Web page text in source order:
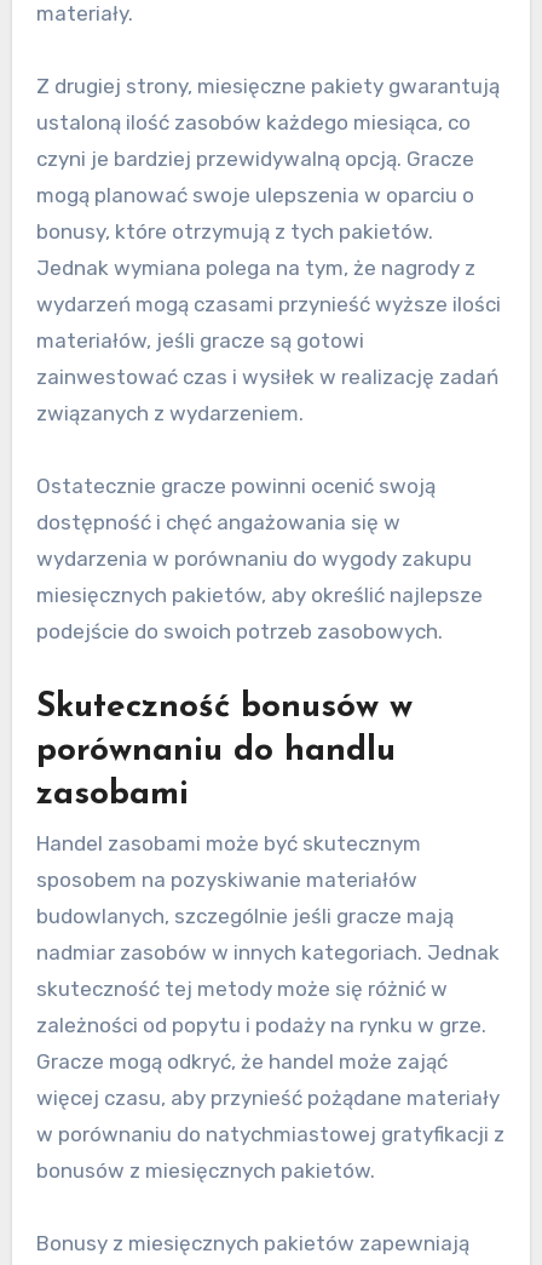
materiały.
Z drugiej strony, miesięczne pakiety gwarantują
ustaloną ilość zasobów każdego miesiąca, co
czyni je bardziej przewidywalną opcją. Gracze
mogą planować swoje ulepszenia w oparciu o
bonusy, które otrzymują z tych pakietów.
Jednak wymiana polega na tym, że nagrody z
wydarzeń mogą czasami przynieść wyższe ilości
materiałów, jeśli gracze są gotowi
zainwestować czas i wysiłek w realizację zadań
związanych z wydarzeniem.
Ostatecznie gracze powinni ocenić swoją
dostępność i chęć angażowania się w
wydarzenia w porównaniu do wygody zakupu
miesięcznych pakietów, aby określić najlepsze
podejście do swoich potrzeb zasobowych.
Skuteczność bonusów w
porównaniu do handlu
zasobami
Handel zasobami może być skutecznym
sposobem na pozyskiwanie materiałów
budowlanych, szczególnie jeśli gracze mają
nadmiar zasobów w innych kategoriach. Jednak
skuteczność tej metody może się różnić w
zależności od popytu i podaży na rynku w grze.
Gracze mogą odkryć, że handel może zająć
więcej czasu, aby przynieść pożądane materiały
w porównaniu do natychmiastowej gratyfikacji z
bonusów z miesięcznych pakietów.
Bonusy z miesięcznych pakietów zapewniają